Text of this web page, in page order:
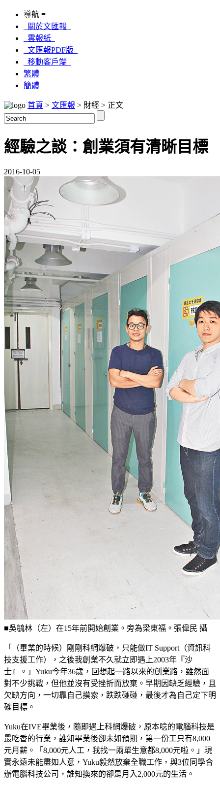
導航 ≡
關於文匯報
雲報紙
文匯報PDF版
移動客戶端
繁體
簡體
首頁 > 文匯報 > 財經 > 正文
經驗之談：創業須有清晰目標
2016-10-05
■吳毓林（左）在15年前開始創業。旁為梁東福。張偉民 攝
「（畢業的時候）剛剛科網爆破，只能做IT Support（資訊科
技支援工作），之後我創業不久就立即遇上2003年『沙
士』。」Yuku今年36歲，回想起一路以來的創業路，雖然面
對不少挑戰，但他並沒有受挫折而放棄。早期因缺乏經驗，且
欠缺方向，一切靠自己摸索，跌跌碰碰，最後才為自己定下明
確目標。
Yuku在IVE畢業後，隨即遇上科網爆破，原本唸的電腦科技是
最吃香的行業，誰知畢業後卻未如預期，第一份工只有8,000
元月薪。「8,000元人工，我找一兩單生意都8,000元啦。」現
實永遠未能盡如人意，Yuku毅然放棄全職工作，與3位同學合
辦電腦科技公司，誰知換來的卻是月入2,000元的生活。